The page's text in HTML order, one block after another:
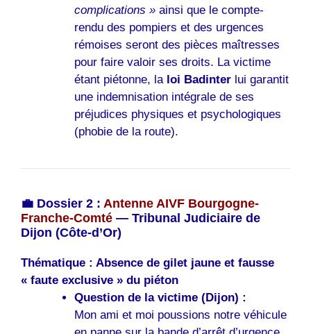
complications »ainsi que le compte-
rendu des pompiers et des urgences
rémoises seront des pièces maîtresses
pour faire valoir ses droits. La victime
étant piétonne, la loi Badinterlui garantit
une indemnisation intégrale de ses
préjudices physiques et psychologiques
(phobie de la route).
💼 Dossier 2 : Antenne AIVF Bourgogne-
Franche-Comté — Tribunal Judiciaire de
Dijon (Côte-d’Or)
Thématique : Absence de gilet jaune et fausse
« faute exclusive » du piéton
Question de la victime (Dijon) :
Mon ami et moi poussions notre véhicule